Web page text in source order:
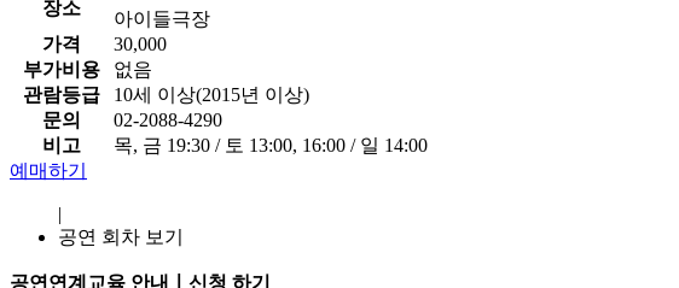
장소
아이들극장
가격
30,000
부가비용
없음
관람등급
10세 이상(2015년 이상)
문의
02-2088-4290
비고
목, 금 19:30 / 토 13:00, 16:00 / 일 14:00
예매하기
|
공연 회차 보기
공연연계교육 안내ㅣ신청 하기